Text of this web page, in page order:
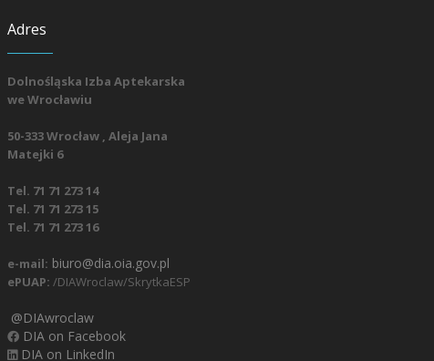
Adres
Dolnośląska Izba Aptekarska
we Wrocławiu
50-333 Wrocław , Aleja Jana
Matejki 6
Tel. 71 71 273 14
Tel. 71 71 273 15
Tel. 71 71 273 16
e-mail: biuro@dia.oia.gov.pl
ePUAP: /DIAWroclaw/SkrytkaESP
@DIAwroclaw
DIA on Facebook
DIA on LinkedIn